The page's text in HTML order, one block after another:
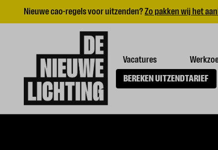
Nieuwe cao-regels voor uitzenden?Zo pakken wij het aan
Vacatures
BEREKEN UITZENDTARIEF